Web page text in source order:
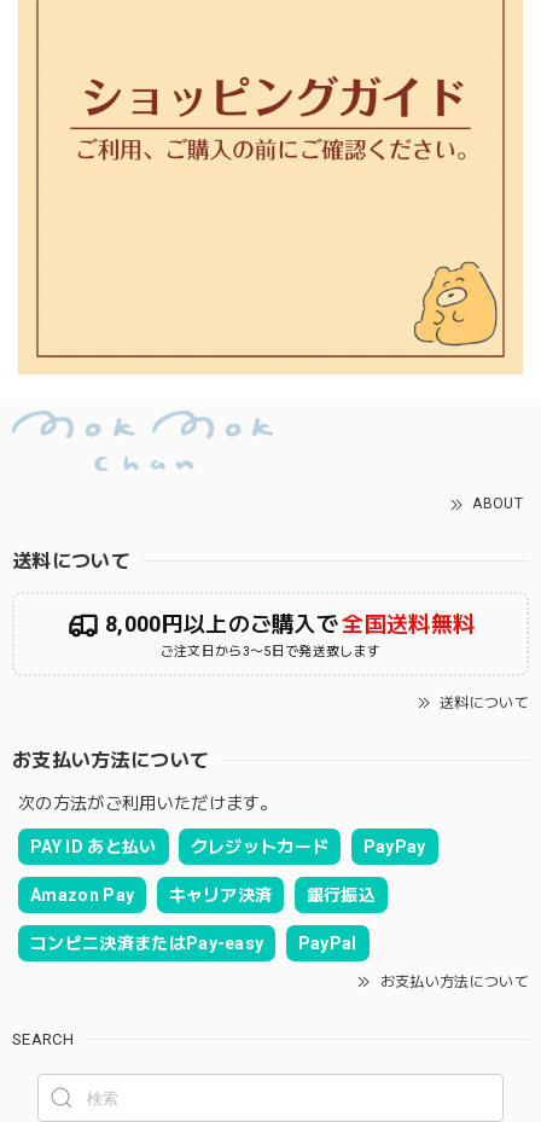
ABOUT
送料について
8,000円以上のご購入で全国送料無料
ご注文日から3〜5日で発送致します
送料について
お支払い方法について
次の方法がご利用いただけます。
PAY ID あと払い クレジットカード PayPay
Amazon Pay キャリア決済 銀行振込
コンビニ決済またはPay-easy PayPal
お支払い方法について
SEARCH